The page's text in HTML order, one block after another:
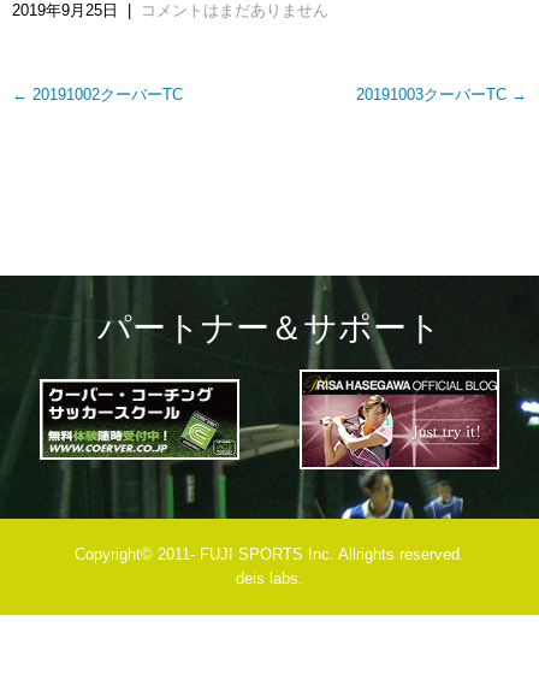
2019年9月25日 コメントはまだありません
Post
← 20191002クーバーTC 20191003クーバーTC →
パートナー＆サポート
Copyright© 2011- FUJI SPORTS Inc. Allrights reserved.
deis labs.